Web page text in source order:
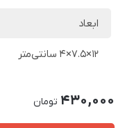
ابعاد
12×7.5×4 سانتی‌متر
430,000 تومان